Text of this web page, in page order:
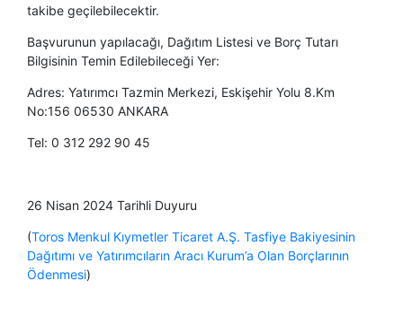
takibe geçilebilecektir.
Başvurunun yapılacağı, Dağıtım Listesi ve Borç Tutarı
Bilgisinin Temin Edilebileceği Yer:
Adres: Yatırımcı Tazmin Merkezi, Eskişehir Yolu 8.Km
No:156 06530 ANKARA
Tel: 0 312 292 90 45​
26 Nisan 2024 Tarihli Duyuru
(Toros Menkul Kıymetler Ticaret A.Ş. Tasfiye Bakiyesinin
Dağıtımı ve Yatırımcıların Aracı Kurum’a Olan Borçlarının
Ödenmesi)